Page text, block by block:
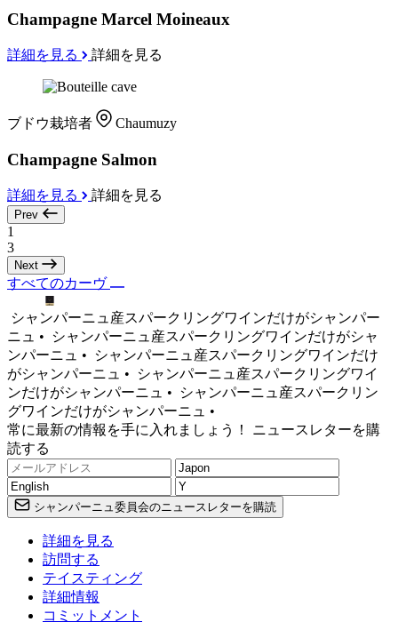
Champagne Marcel Moineaux
詳細を見る 詳細を見る
ブドウ栽培者 Chaumuzy
Champagne Salmon
詳細を見る 詳細を見る
Prev
1
3
Next
すべてのカーヴ
シャンパーニュ産スパークリングワインだけがシャンパー
ニュ •
シャンパーニュ産スパークリングワインだけがシャ
ンパーニュ •
シャンパーニュ産スパークリングワインだけ
がシャンパーニュ •
シャンパーニュ産スパークリングワイ
ンだけがシャンパーニュ •
シャンパーニュ産スパークリン
グワインだけがシャンパーニュ •
常に最新の情報を手に入れましょう！ ニュースレターを購
読する
シャンパーニュ委員会のニュースレターを購読
詳細を見る
訪問する
テイスティング
詳細情報
コミットメント